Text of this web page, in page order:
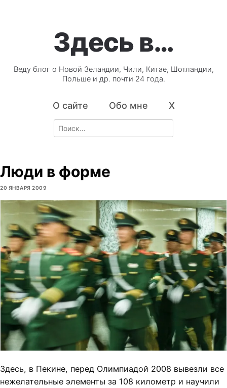
Здесь в…
Веду блог о Новой Зеландии, Чили, Китае, Шотландии,
Польше и др. почти 24 года.
О сайте Обо мне X
Search
for:
Люди в форме
20 ЯНВАРЯ 2009
Здесь, в Пекине, перед Олимпиадой 2008 вывезли все
нежелательные элементы за 108 километр и научили